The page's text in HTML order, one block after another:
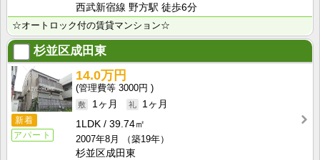
西武新宿線 野方駅 徒歩6分
☆オートロック付の賃貸マンション☆
杉並区成田東
新着
アパート
14.0万円
3000円
1ヶ月
1ヶ月
1LDK
39.74㎡
2007年8月
（築19年）
杉並区成田東